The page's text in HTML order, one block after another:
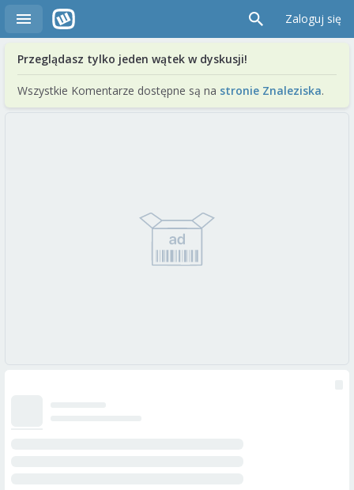
Zaloguj się
Przeglądasz tylko jeden wątek w dyskusji!
Wszystkie Komentarze dostępne są na stronie Znaleziska.